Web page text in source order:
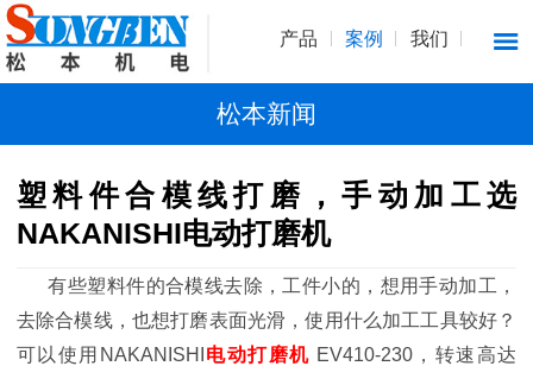
产品 案例 我们
松本新闻
塑料件合模线打磨，手动加工选
NAKANISHI电动打磨机
有些塑料件的合模线去除，工件小的，想用手动加工，
去除合模线，也想打磨表面光滑，使用什么加工工具较好？
可以使用NAKANISHI 电动打磨机 EV410-230，转速高达